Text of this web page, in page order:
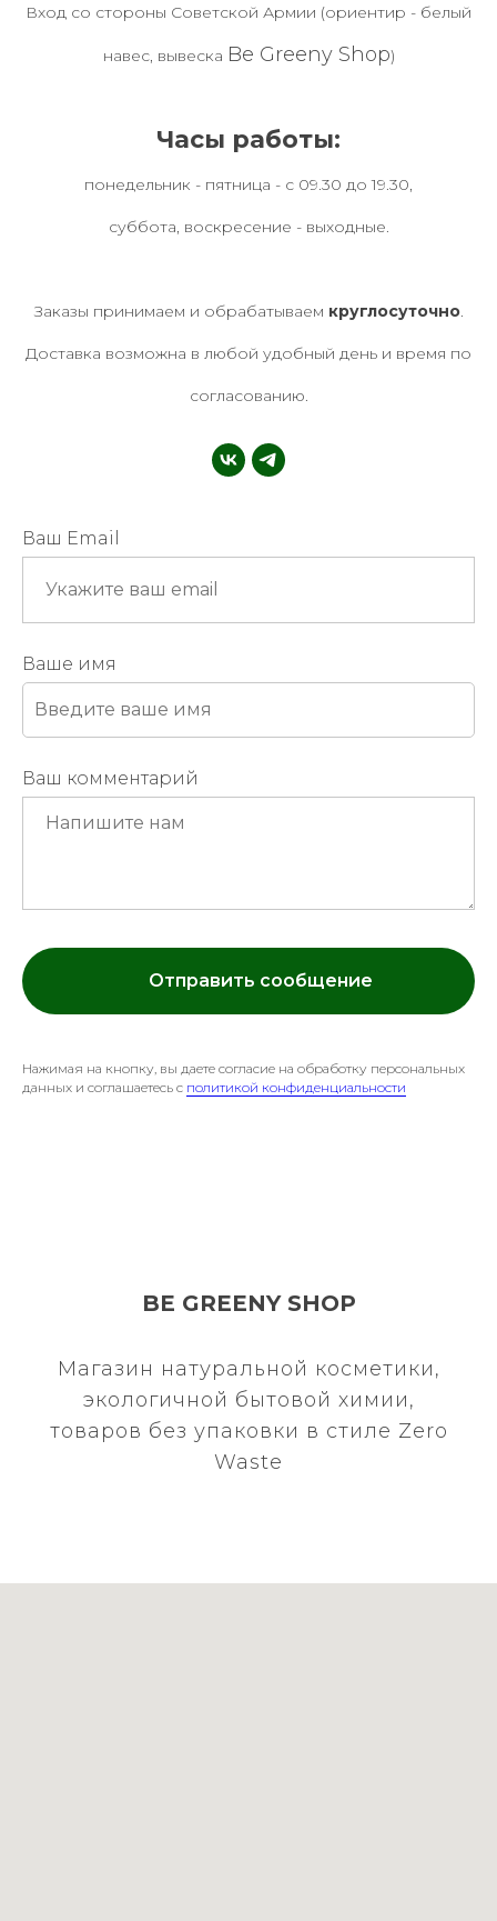
Вход со стороны Советской Армии (ориентир - белый
навес, вывеска Be Greeny Shop)
Часы работы:
понедельник - пятница - с 09.30 до 19.30,
суббота, воскресение - выходные.
Заказы принимаем и обрабатываем круглосуточно.
Доставка возможна в любой удобный день и время по
согласованию.
Ваш Email
Ваше имя
Ваш комментарий
Отправить сообщение
Нажимая на кнопку, вы даете согласие на обработку персональных
данных и соглашаетесь c политикой конфиденциальности
BE GREENY SHOP
Магазин натуральной косметики,
экологичной бытовой химии,
товаров без упаковки в стиле Zero
Waste